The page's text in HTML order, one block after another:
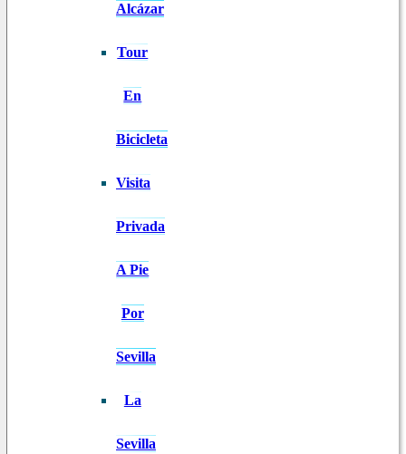
Alcázar
Tour
En
Bicicleta
Visita
Privada
A Pie
Por
Sevilla
La
Sevilla